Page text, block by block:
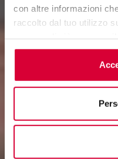
con altre informazioni
raccolto dal tuo utilizzo
cookieclicchi qui. Il
cliccando sul tasto
cookie di profilazione